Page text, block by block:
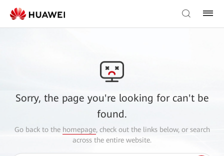
Sorry, the page you're looking for can't be
found.
Go back to the homepage, check out the links below, or search
across the entire website.